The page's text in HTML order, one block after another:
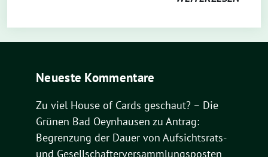
Neueste Kommentare
Zu viel House of Cards geschaut? – Die
Grünen Bad Oeynhausen zu Antrag:
Begrenzung der Dauer von Aufsichtsrats-
und Gesellschafterversammlungsposten